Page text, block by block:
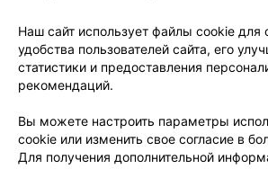
О проекте
Новости
Размещение рекламы
Публичный договор
Способы оплаты
Вакансии
Написать руководителю
Наш сайт использует файлы cookie для
удобства пользователей сайта, его
статистики и предоставления
рекомендаций.
Вы можете настроить параметры
cookie или изменить свое согласие в
Для получения дополнительной